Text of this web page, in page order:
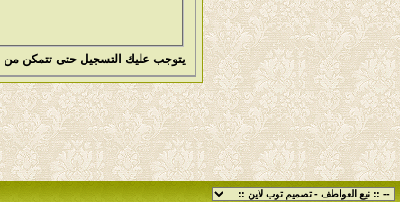
يتوجب عليك التسجيل حتى تتمكن من